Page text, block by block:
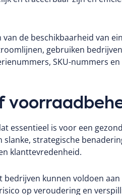
de beschikbaarheid van
gebruiken
SKU-nummers
essentieel is voor een
strategische
klanttevredenheid.
kunnen voldoen
op veroudering en